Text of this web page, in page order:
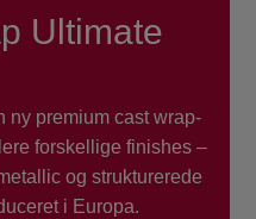
Ultimate
ny premium cast wrap-
forskellige finishes –
og strukturerede
i Europa.